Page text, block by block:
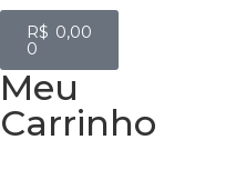
R$ 0,00
0
Meu
Carrinho